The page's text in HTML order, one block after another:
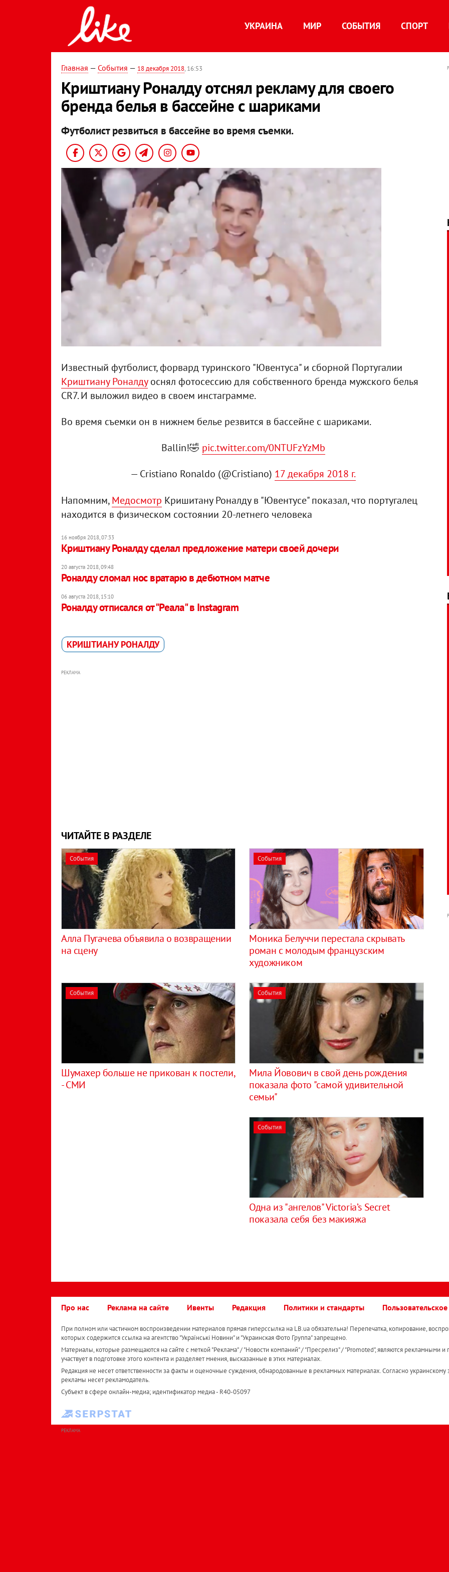
УКРАИНА МИР СОБЫТИЯ СПОРТ
Главная — События — 18 декабря 2018, 16:53
Криштиану Роналду отснял рекламу для своего
бренда белья в бассейне с шариками
Футболист резвиться в бассейне во время съемки.
Известный футболист, форвард туринского "Ювентуса" и сборной Португалии
Криштиану Роналдуоснял фотосессию для собственного бренда мужского белья
СR7. И выложил видео в своем инстаграмме.
Во время съемки он в нижнем белье резвится в бассейне с шариками.
Ballin!🤣 pic.twitter.com/0NTUFzYzMb
— Cristiano Ronaldo (@Cristiano) 17 декабря 2018 г.
Напомним,Медосмотр Кришитану Роналду в "Ювентусе" показал, что португалец
находится в физическом состоянии 20-летнего человека
16 ноября 2018, 07:33
Криштиану Роналду сделал предложение матери своей дочери
20 августа 2018, 09:48
Роналду сломал нос вратарю в дебютном матче
06 августа 2018, 15:10
Роналду отписался от "Реала" в Instagram
КРИШТИАНУ РОНАЛДУ
РЕКЛАМА
ЧИТАЙТЕ В РАЗДЕЛЕ
События
Алла Пугачева объявила о возвращении
на сцену
События
Моника Белуччи перестала скрывать
роман с молодым французским
художником
События
Шумахер больше не прикован к постели,
- СМИ
События
Мила Йовович в свой день рождения
показала фото "самой удивительной
семьи"
События
Одна из "ангелов" Victoria’s Secret
показала себя без макияжа
Про нас Реклама на сайте Ивенты Редакция Политики и стандарты
При полном или частичном воспроизведении материалов прямая гиперссылка на LB.ua обязательна! Перепечатка, копирование,
которых содержится ссылка на агентство "Українськi Новини" и "Украинская Фото Группа" запрещено.
Материалы, которые размещаются на сайте с меткой "Реклама" / "Новости компаний" / "Пресрелиз" / "Promoted", являются рекламными и
участвует в подготовке этого контента и разделяет мнения, высказанные в этих материалах.
Редакция не несет ответственности за факты и оценочные суждения, обнародованные в рекламных материалах. Согласно украинскому
рекламы несет рекламодатель.
Субъект в сфере онлайн-медиа; идентификатор медиа - R40-05097
РЕКЛАМА